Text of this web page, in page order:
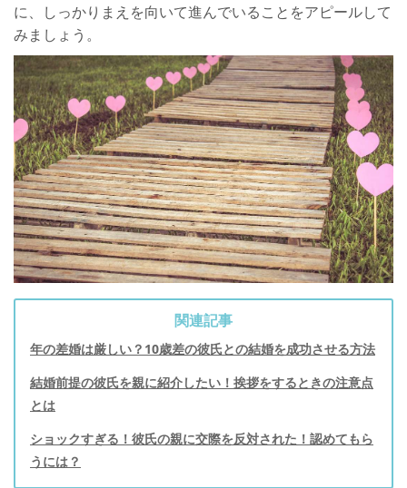
に、しっかりまえを向いて進んでいることをアピールして
みましょう。
関連記事
年の差婚は厳しい？10歳差の彼氏との結婚を成功させる方法
結婚前提の彼氏を親に紹介したい！挨拶をするときの注意点
とは
ショックすぎる！彼氏の親に交際を反対された！認めてもら
うには？